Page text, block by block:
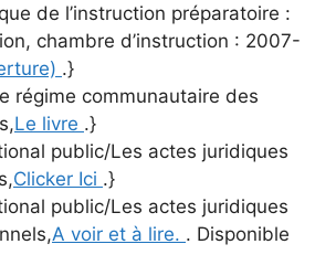
de l’instruction préparatoire :
chambre d’instruction : 2007-
.}
régime communautaire des
Le livre .}
public/Les actes juridiques
Clicker Ici .}
public/Les actes juridiques
A voir et à lire. . Disponible